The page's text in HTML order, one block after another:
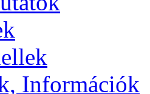
Információk